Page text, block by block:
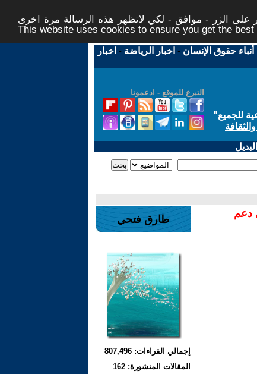
على الزر - موافق - لكي لاتظهر هذه الرسالة مرة اخرى -
This website uses cookies to ensure you get the
أنباء حقوق الإنسان - اخبار الرياضة - اخبار
التبرع للموقع - ادعمونا
للجميع"
دعم
طارق فتحي
إجمالي القراءات: 807,496
المقالات المنشورة: 162